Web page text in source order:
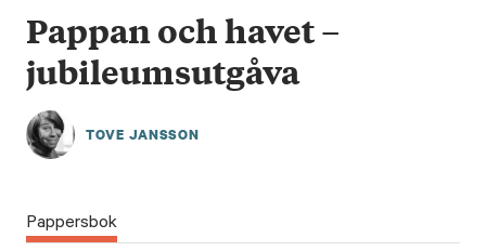
Pappan och havet –
jubileumsutgåva
TOVE JANSSON
Pappersbok